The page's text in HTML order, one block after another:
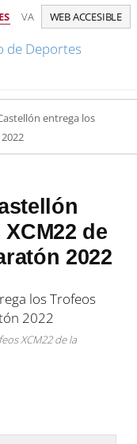
ES VA WEB ACCESIBLE
entrega los
de
2022
XCM22 de la